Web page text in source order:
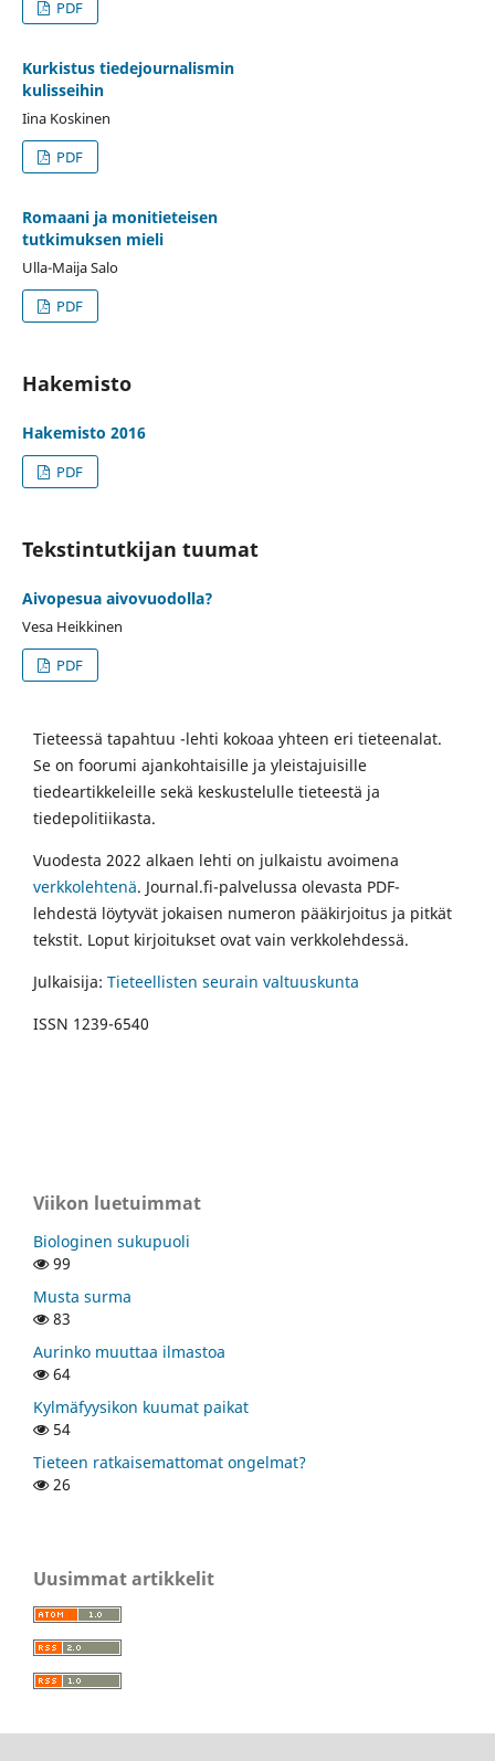
PDF
Kurkistus tiedejournalismin
kulisseihin
Iina Koskinen
PDF
Romaani ja monitieteisen
tutkimuksen mieli
Ulla-Maija Salo
PDF
Hakemisto
Hakemisto 2016
PDF
Tekstintutkijan tuumat
Aivopesua aivovuodolla?
Vesa Heikkinen
PDF
Tieteessä tapahtuu -lehti kokoaa yhteen eri tieteenalat.
Se on foorumi ajankohtaisille ja yleistajuisille
tiedeartikkeleille sekä keskustelulle tieteestä ja
tiedepolitiikasta.
Vuodesta 2022 alkaen lehti on julkaistu avoimena
verkkolehtenä. Journal.fi-palvelussa olevasta PDF-
lehdestä löytyvät jokaisen numeron pääkirjoitus ja pitkät
tekstit. Loput kirjoitukset ovat vain verkkolehdessä.
Julkaisija: Tieteellisten seurain valtuuskunta
ISSN 1239-6540
Viikon luetuimmat
Biologinen sukupuoli
99
Musta surma
83
Aurinko muuttaa ilmastoa
64
Kylmäfyysikon kuumat paikat
54
Tieteen ratkaisemattomat ongelmat?
26
Uusimmat artikkelit